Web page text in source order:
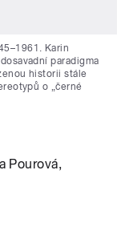
Karin
paradigma
historii stále
o „černé
Pourová,